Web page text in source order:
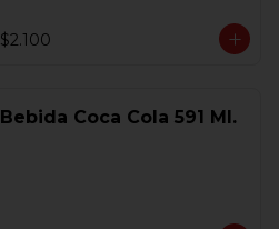
$2.100
Bebida Coca Cola 591 Ml.